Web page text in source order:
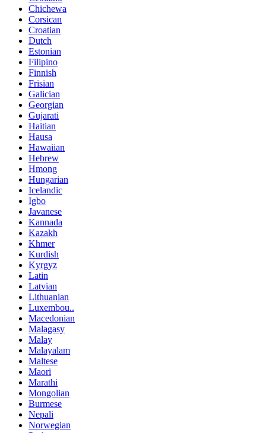
Chichewa
Corsican
Croatian
Dutch
Estonian
Filipino
Finnish
Frisian
Galician
Georgian
Gujarati
Haitian
Hausa
Hawaiian
Hebrew
Hmong
Hungarian
Icelandic
Igbo
Javanese
Kannada
Kazakh
Khmer
Kurdish
Kyrgyz
Latin
Latvian
Lithuanian
Luxembou..
Macedonian
Malagasy
Malay
Malayalam
Maltese
Maori
Marathi
Mongolian
Burmese
Nepali
Norwegian